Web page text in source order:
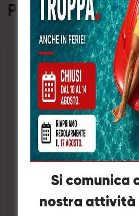
Prodotti correlati
Si comunica
nostra attività